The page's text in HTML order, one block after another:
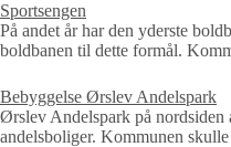
Sportsengen
På andet år har den yderste
boldbanen til dette formål.
Bebyggelse Ørslev Andelspark
Ørslev Andelspark på nordsiden
andelsboliger. Kommunen